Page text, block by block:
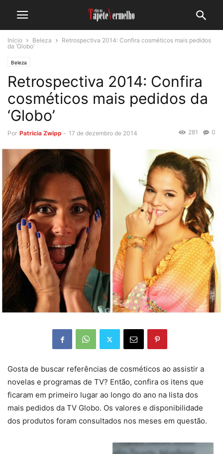
Início Beleza
Retrospectiva 2014: Confira cosméticos mais pedidos
da ‘Globo’
Beleza
Retrospectiva 2014: Confira
cosméticos mais pedidos da
‘Globo’
Por Patricia Zwipp - 17 de dezembro de 2014 0
281
Gosta de buscar referências de cosméticos ao assistir a
novelas e programas de TV? Então, confira os itens que
ficaram em primeiro lugar ao longo do ano na lista dos
mais pedidos da TV Globo. Os valores e disponibilidade
dos produtos foram consultados nos meses em questão.